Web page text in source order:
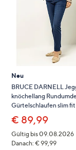
Neu
BRUCE DARNELL
knöchellang
Gürtelschlaufen slim fit
€ 89,99
Gültig bis 09.08.2026
Danach: € 99,99